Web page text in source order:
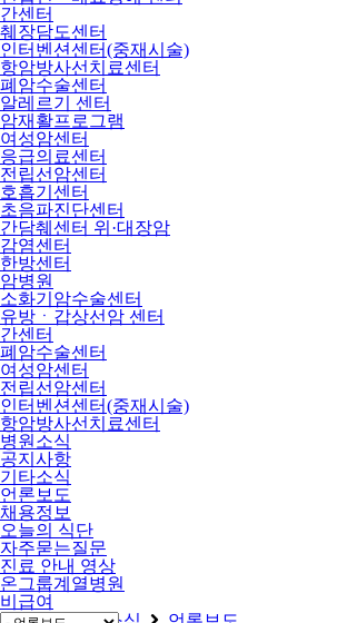
간센터
췌장담도센터
인터벤션센터(중재시술)
항암방사선치료센터
폐암수술센터
알레르기 센터
암재활프로그램
여성암센터
응급의료센터
전립선암센터
호흡기센터
초음파진단센터
간담췌센터 위·대장암
감염센터
한방센터
암병원
소화기암수술센터
유방ㆍ갑상선암 센터
간센터
폐암수술센터
여성암센터
전립선암센터
인터벤션센터(중재시술)
항암방사선치료센터
병원소식
공지사항
기타소식
언론보도
채용정보
오늘의 식단
자주묻는질문
진료 안내 영상
온그룹계열병원
비급여